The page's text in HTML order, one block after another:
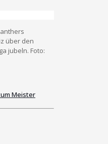
über den
jubeln. Foto:
Meister